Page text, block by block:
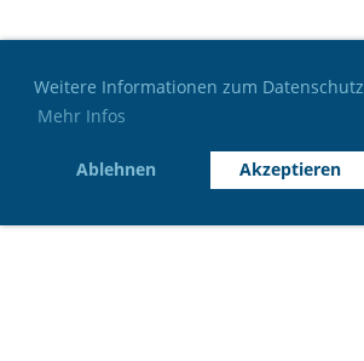
Weitere Informationen zum Datenschutz
Mehr Infos
Ablehnen Akzeptieren